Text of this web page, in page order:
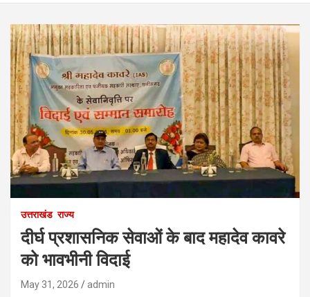
उत्तराखंड राज्य
दीर्घ प्रशासनिक सेवाओं के बाद महादेव कावरे
को भावभीनी विदाई
May 31, 2026 admin